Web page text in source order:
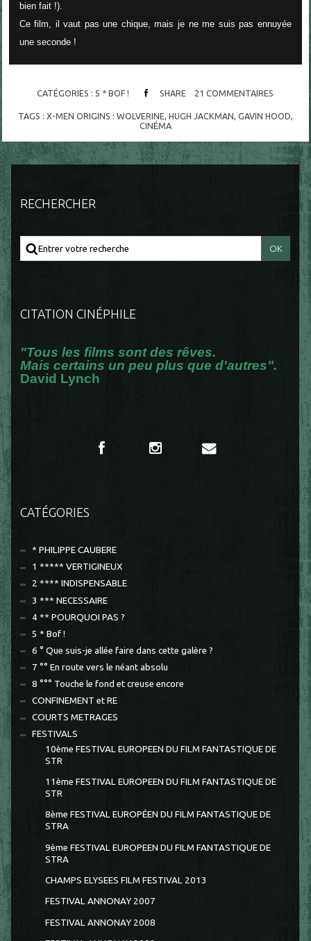
bien fait !).
Ce film, il vaut pas une chique, mais je ne me suis pas ennuyée
une seconde !
CATÉGORIES : 5 * BOF ! SHARE 21 COMMENTAIRES
TAGS : X-MEN ORIGINS : WOLVERINE HUGH JACKMAN GAVIN HOOD
CINÉMA
RECHERCHER
CITATION CINÉPHILE
"Tous les films sont des rêves.
Mais certains un peu plus que d'autres".
David Lynch
CATÉGORIES
* PHILIPPE CAUBERE
1 ***** VERTIGINEUX
2 **** INDISPENSABLE
3 *** NECESSAIRE
4 ** POURQUOI PAS ?
5 * Bof !
6 ° Que suis-je allée faire dans cette galère ?
7 °° En route vers le néant absolu
8 °°° Touche le fond et creuse encore
CONFINEMENT et RE
COURTS METRAGES
FESTIVALS
10ème FESTIVAL EUROPEEN DU FILM FANTASTIQUE DE
STR
11ème FESTIVAL EUROPEEN DU FILM FANTASTIQUE DE
STR
8ème FESTIVAL EUROPÉEN DU FILM FANTASTIQUE DE
STRA
9ème FESTIVAL EUROPEEN DU FILM FANTASTIQUE DE
STRA
CHAMPS ELYSEES FILM FESTIVAL 2013
FESTIVAL ANNONAY 2007
FESTIVAL ANNONAY 2008